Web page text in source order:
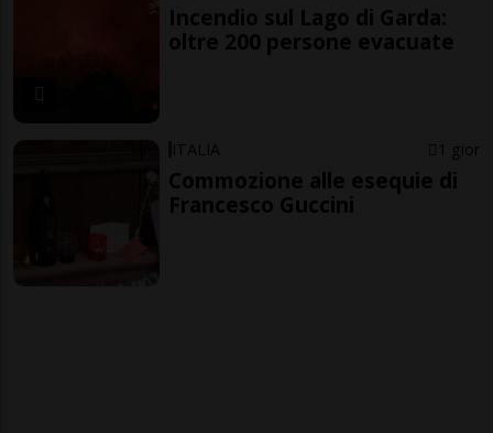
Incendio sul Lago di Garda:
oltre 200 persone evacuate
ITALIA 1 gior
Commozione alle esequie di
Francesco Guccini